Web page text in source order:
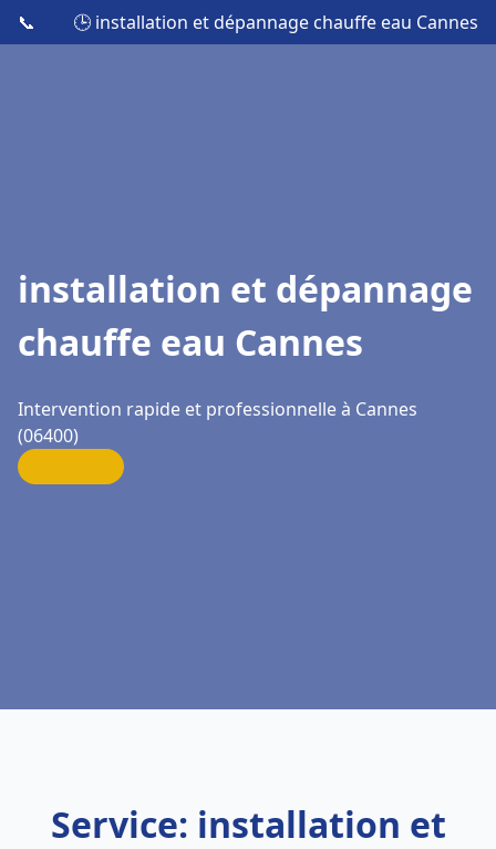
📞 🕒 installation et dépannage chauffe eau Cannes
installation et dépannage
chauffe eau Cannes
Intervention rapide et professionnelle à Cannes
(06400)
Service: installation et